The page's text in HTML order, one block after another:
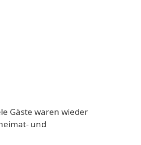
Gäste waren wieder
und